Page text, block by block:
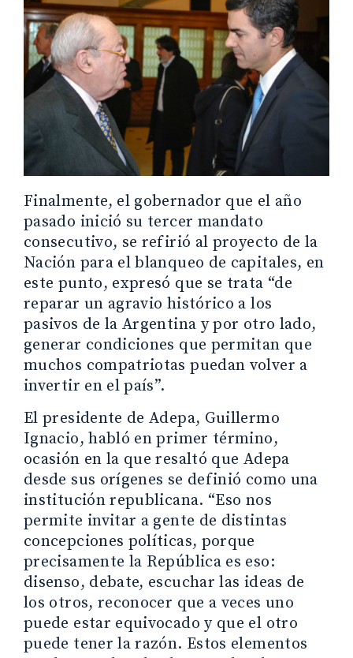
Finalmente, el gobernador que el año
pasado inició su tercer mandato
consecutivo, se refirió al proyecto de la
Nación para el blanqueo de capitales, en
este punto, expresó que se trata “de
reparar un agravio histórico a los
pasivos de la Argentina y por otro lado,
generar condiciones que permitan que
muchos compatriotas puedan volver a
invertir en el país”.
El presidente de Adepa, Guillermo
Ignacio, habló en primer término,
ocasión en la que resaltó que Adepa
desde sus orígenes se definió como una
institución republicana. “Eso nos
permite invitar a gente de distintas
concepciones políticas, porque
precisamente la República es eso:
disenso, debate, escuchar las ideas de
los otros, reconocer que a veces uno
puede estar equivocado y que el otro
puede tener la razón. Estos elementos